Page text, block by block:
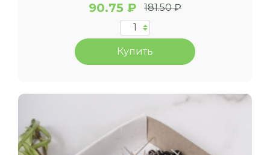
90.75 ₽ 181.50 ₽
Купить